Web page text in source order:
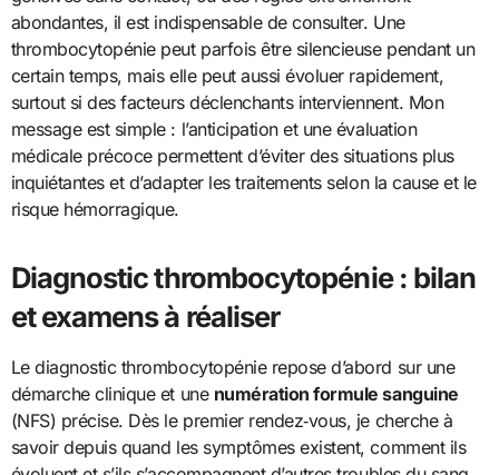
abondantes, il est indispensable de consulter. Une
thrombocytopénie peut parfois être silencieuse pendant un
certain temps, mais elle peut aussi évoluer rapidement,
surtout si des facteurs déclenchants interviennent. Mon
message est simple : l’anticipation et une évaluation
médicale précoce permettent d’éviter des situations plus
inquiétantes et d’adapter les traitements selon la cause et le
risque hémorragique.
Diagnostic thrombocytopénie : bilan
et examens à réaliser
Le diagnostic thrombocytopénie repose d’abord sur une
démarche clinique et une numération formule sanguine
(NFS) précise. Dès le premier rendez‑vous, je cherche à
savoir depuis quand les symptômes existent, comment ils